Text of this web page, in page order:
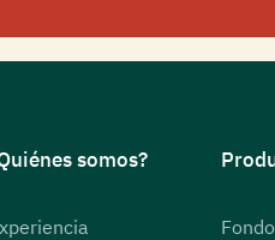
somos?